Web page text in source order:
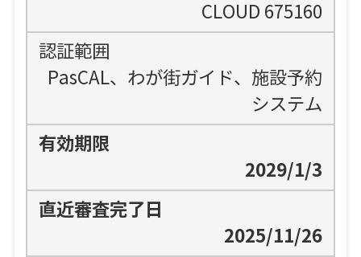
CLOUD 675160
PasCAL、わが街ガイド、施設予約
システム
2029/1/3
2025/11/26